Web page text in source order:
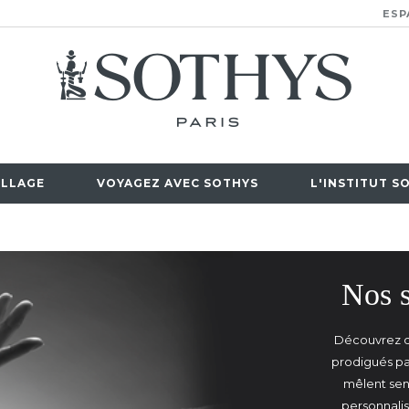
VOYAGEZ AVEC SOTHYS L'INSTITUT
Nos
Découvrez
prodigués
mêlent